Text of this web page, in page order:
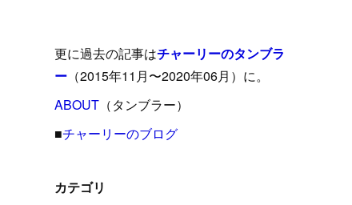
15
(24)
(8 )
17
16
(12)
(19 )
(13
( 12
33 )
(26)
(27 )
(29
(26
(31)
(31)
(31 )
(26
(14
(39)
(23)
(40 )
(55
(20
(24)
(42)
(24 )
(33
(20
更に過去の記事はチャーリーのタンブラ
ー （2015年11月〜2020年06月）に。
ABOUT （タンブラー）
■チャーリーのブログ
カテゴリ